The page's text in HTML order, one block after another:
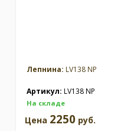
Лепнина: LV138 NP
Артикул: LV138 NP
На складе
Цена 2250 руб.